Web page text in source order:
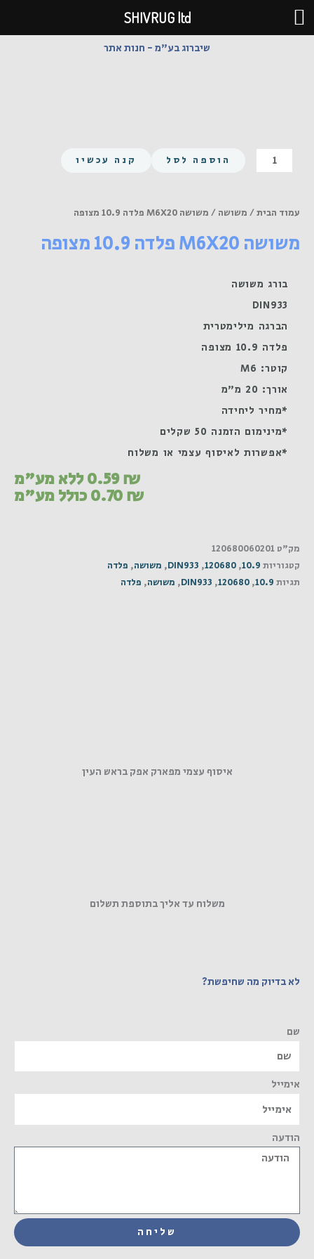
דילוג
לתוכן
שיברוג בע"מ - חנות אתר
כמות
של
10.9
הוספה לסל קנה עכשיו
עמוד הבית/ משושה / משושה M6X20 פלדה 10.9 מצופה
משושה M6X20 פלדה 10.9 מצופה
בורג משושה
DIN933
הברגה מילימטרית
פלדה 10.9 מצופה
קוטר: M6
אורך: 20 מ"מ
*מחיר ליחידה
*מינימום הזמנה 50 שקלים
*אפשרות לאיסוף עצמי או משלוח
0.59₪ ללא מע"מ
0.70₪ כולל מע"מ
מק"ט 120680060201
קטגוריות 10.9
,
120680
,
DIN933
, משושה, פלדה
תגיות 10.9
,
120680
,
DIN933
, משושה, פלדה
איסוף עצמי מפארק אפק בראש העין
משלוח עד אליך בתוספת תשלום
לא בדיוק מה שחיפשת?
שם
אימייל
הודעה
שליחה
SHIVRUG ltd